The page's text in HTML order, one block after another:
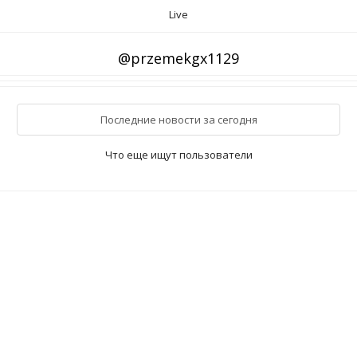
Live
@przemekgx1129
Последние новости за сегодня
Что еще ищут пользователи